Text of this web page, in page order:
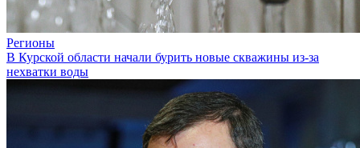
Регионы
В Курской области начали бурить новые скважины из-за
нехватки воды